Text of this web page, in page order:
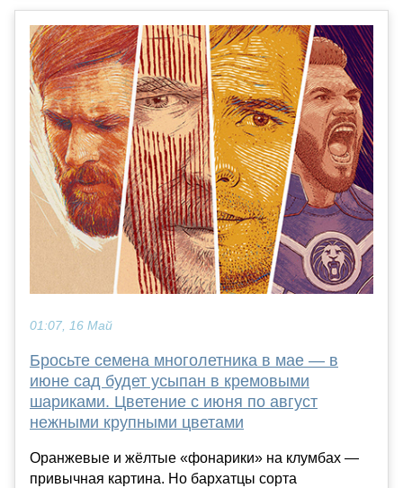
01:07, 16 Май
Бросьте семена многолетника в мае — в
июне сад будет усыпан в кремовыми
шариками. Цветение с июня по август
нежными крупными цветами
Оранжевые и жёлтые «фонарики» на клумбах —
привычная картина. Но бархатцы сорта